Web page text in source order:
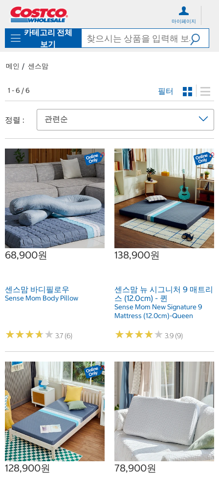
로
기
가
마이페이지
카테고리 전체
보기
메인 센스맘
1 - 6 / 6 필터
정렬 :
68,900원
센스맘 바디필로우
Sense Mom Body Pillow
★★★★★
★★★★★ 3.7 (6)
138,900원
센스맘 뉴 시그니처 9 매트리
스 (12.0cm) - 퀸
Sense Mom New Signature 9
Mattress (12.0cm)-Queen
★★★★★
★★★★★ 3.9 (9)
128,900원 78,900원